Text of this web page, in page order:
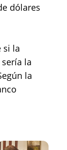
dólares
si la
la
la